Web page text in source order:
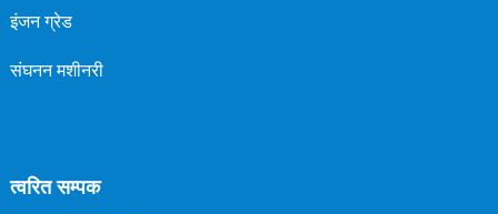
इंजन ग्रेड
संघनन मशीनरी
त्वरित सम्पक